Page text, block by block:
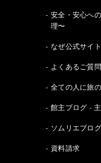
安全・安心へ
理〜
なぜ公式サイ
よくあるご質問
全ての人に旅
館主ブログ -
ソムリエブロ
資料請求